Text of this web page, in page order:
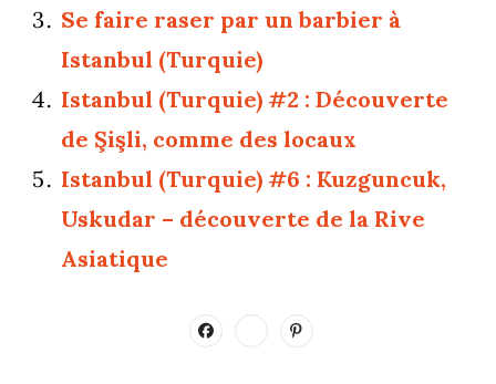
Se faire raser par un barbier à
Istanbul (Turquie)
Istanbul (Turquie) #2 : Découverte
de Şişli, comme des locaux
Istanbul (Turquie) #6 : Kuzguncuk,
Uskudar – découverte de la Rive
Asiatique